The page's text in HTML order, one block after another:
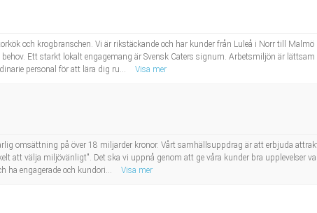
och krogbranschen. Vi är rikstäckande och har kunder från Luleå i Norr till Malmö
Ett starkt lokalt engagemang är Svensk Caters signum. Arbetsmiljön är lättsam
personal för att lära dig ru...
Visa mer
omsättning på över 18 miljarder kronor. Vårt samhällsuppdrag är att erbjuda
att välja miljövänligt". Det ska vi uppnå genom att ge våra kunder bra upplevelser
ha engagerade och kundori...
Visa mer